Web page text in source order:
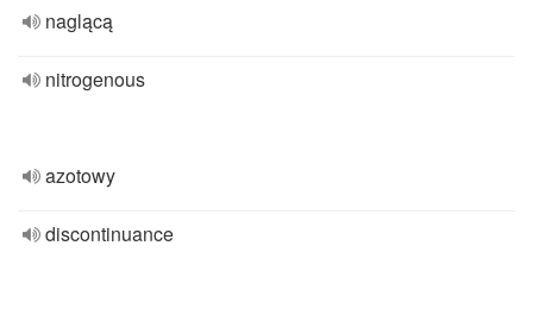
naglącą
nitrogenous
azotowy
discontinuance